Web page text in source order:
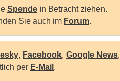
Spende in Betracht ziehen.
Sie auch im Forum.
, Facebook, Google News,
per E-Mail .